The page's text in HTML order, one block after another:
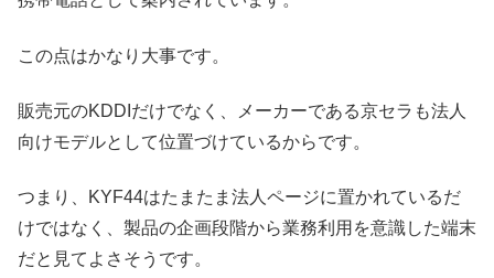
この点はかなり大事です。
販売元のKDDIだけでなく、メーカーである京セラも法人
向けモデルとして位置づけているからです。
つまり、KYF44はたまたま法人ページに置かれているだ
けではなく、製品の企画段階から業務利用を意識した端末
だと見てよさそうです。